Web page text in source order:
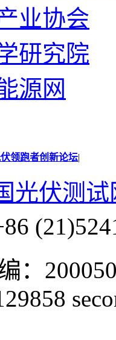
业协会
研究院
源网
领跑者创新论坛|
光伏测试
：